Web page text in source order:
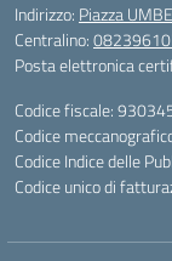
Indirizzo: Piazza
Centralino:
Posta elettronica
Codice fiscale:
Codice
Codice Indice delle
Codice unico di